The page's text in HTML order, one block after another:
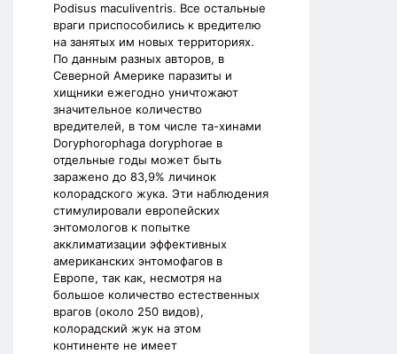
Podisus maculiventris. Все остальные
враги приспособились к вредителю
на занятых им новых территориях.
По данным разных авторов, в
Северной Америке паразиты и
хищники ежегодно уничтожают
значительное количество
вредителей, в том числе та-хинами
Doryphorophaga doryphorae в
отдельные годы может быть
заражено до 83,9% личинок
колорадского жука. Эти наблюдения
стимулировали европейских
энтомологов к попытке
акклиматизации эффективных
американских энтомофагов в
Европе, так как, несмотря на
большое количество естественных
врагов (около 250 видов),
колорадский жук на этом
континенте не имеет